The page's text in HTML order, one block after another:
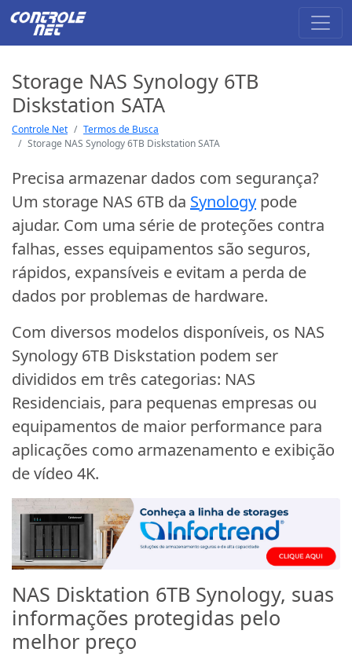
Storage NAS Synology 6TB
Diskstation SATA
Controle Net
Termos de Busca
Storage NAS Synology 6TB Diskstation SATA
Precisa armazenar dados com segurança?
Um storage NAS 6TB da Synology pode
ajudar. Com uma série de proteções contra
falhas, esses equipamentos são seguros,
rápidos, expansíveis e evitam a perda de
dados por problemas de hardware.
Com diversos modelos disponíveis, os NAS
Synology 6TB Diskstation podem ser
divididos em três categorias: NAS
Residenciais, para pequenas empresas ou
equipamentos de maior performance para
aplicações como armazenamento e exibição
de vídeo 4K.
NAS Disktation 6TB Synology, suas
informações protegidas pelo
melhor preço